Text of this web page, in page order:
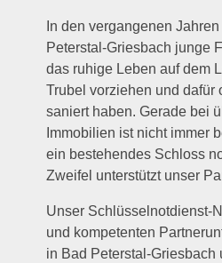
In den vergangenen
Peterstal-Griesbach junge
das ruhige Leben auf dem
Trubel vorziehen und dafür
saniert haben. Gerade bei
Immobilien ist nicht immer
ein bestehendes Schloss
Zweifel unterstützt unser
Unser Schlüsselnotdienst-
und kompetenten
in Bad Peterstal-Griesbach